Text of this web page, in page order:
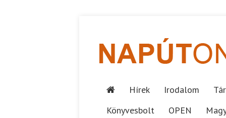
Hírek Irodalom
Könyvesbolt
OPEN